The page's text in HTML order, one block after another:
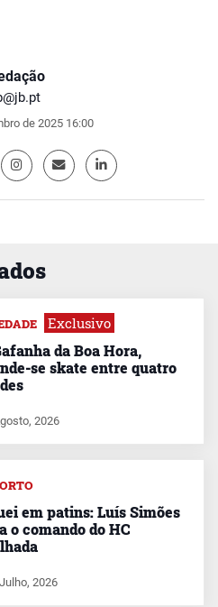
de 2025 16:00
Exclusivo
da Boa Hora,
se skate entre quatro
2026
em patins: Luís Simões
o comando do HC
2026